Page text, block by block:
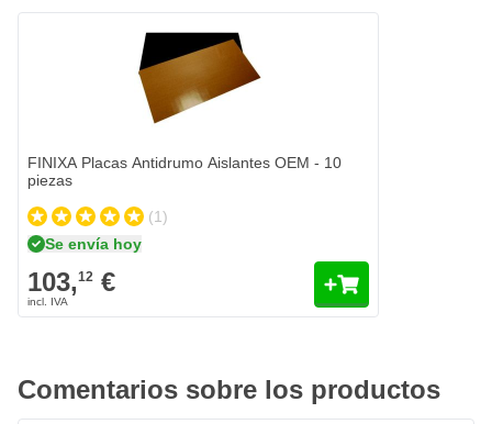
FINIXA Placas Antidrumo Aislantes OEM - 10
piezas
(1)
Se envía hoy
103,12 €
Comentarios sobre los productos